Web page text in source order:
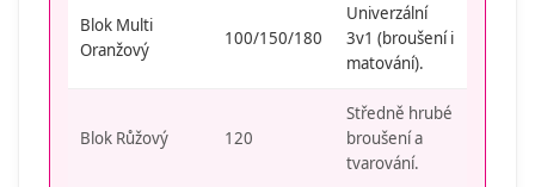
Blok Multi
Oranžový
100/150/180
Univerzální
3v1 (broušení i
matování).
Blok Růžový 120
Středně hrubé
broušení a
tvarování.